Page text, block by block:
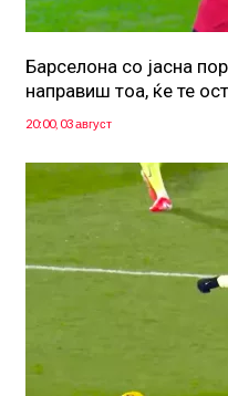
Барселона со јасна
направиш тоа, ќе те
20:00, 03 август